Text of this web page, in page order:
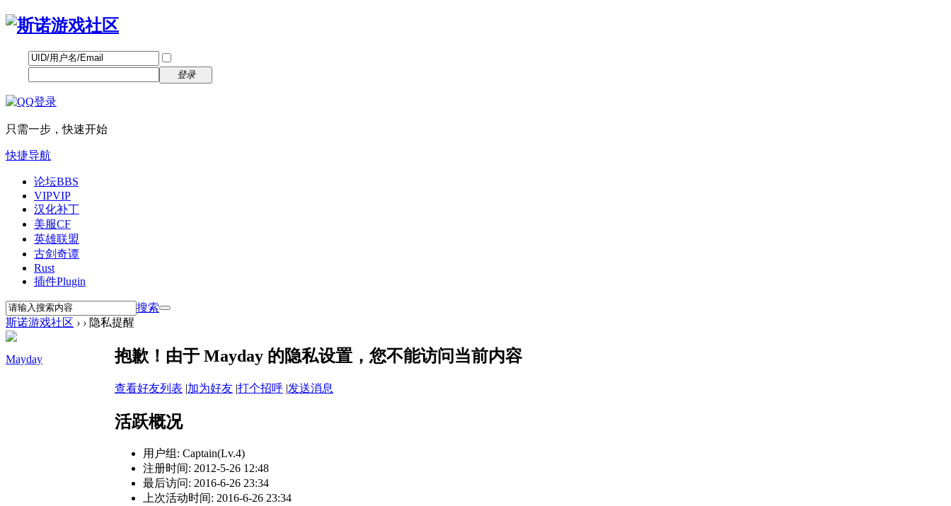
登录
只需一步，快速开始
快捷导航
论坛BBS
VIPVIP
汉化补丁
美服CF
英雄联盟
古剑奇谭
Rust
插件Plugin
搜索
斯诺游戏社区 › › 隐私提醒
Mayday 抱歉！由于 Mayday 的隐私设置，您不能访问当前内容
查看好友列表 |加为好友 |打个招呼 |发送消息
活跃概况
用户组: Captain(Lv.4)
注册时间: 2012-5-26 12:48
最后访问: 2016-6-26 23:34
上次活动时间: 2016-6-26 23:34